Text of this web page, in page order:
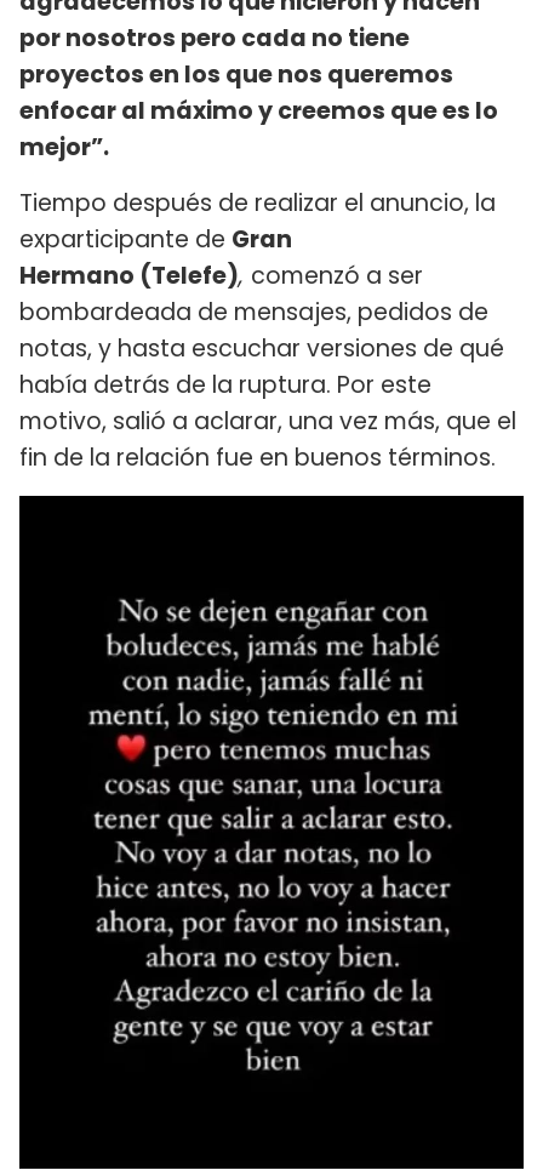
por nosotros pero cada no tiene
proyectos en los que nos queremos
enfocar al máximo y creemos que es lo
mejor”.
Tiempo después de realizar el anuncio, la
exparticipante de Gran
Hermano (Telefe), comenzó a ser
bombardeada de mensajes, pedidos de
notas, y hasta escuchar versiones de qué
había detrás de la ruptura. Por este
motivo, salió a aclarar, una vez más, que el
fin de la relación fue en buenos términos.